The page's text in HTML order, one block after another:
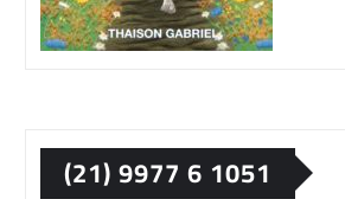
(21) 9977 6 1051